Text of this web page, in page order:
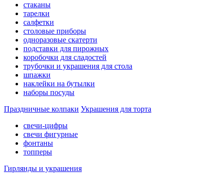
стаканы
тарелки
салфетки
столовые приборы
одноразовые скатерти
подставки для пирожных
коробочки для сладостей
трубочки и украшения для стола
шпажки
наклейки на бутылки
наборы посуды
Праздничные колпаки Украшения для торта
свечи-цифры
свечи фигурные
фонтаны
топперы
Гирлянды и украшения